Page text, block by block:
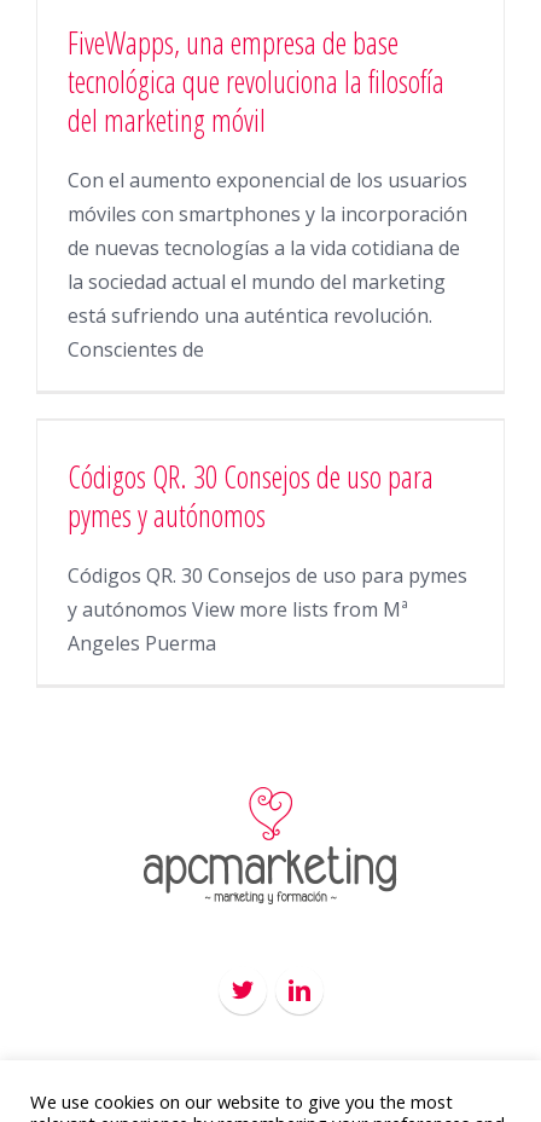
FiveWapps, una empresa de base
tecnológica que revoluciona la filosofía
del marketing móvil
Con el aumento exponencial de los usuarios
móviles con smartphones y la incorporación
de nuevas tecnologías a la vida cotidiana de
la sociedad actual el mundo del marketing
está sufriendo una auténtica revolución.
Conscientes de
Códigos QR. 30 Consejos de uso para
pymes y autónomos
Códigos QR. 30 Consejos de uso para pymes
y autónomos View more lists from Mª
Angeles Puerma
Copyright 2012 - 2016APC Marketing
We use cookies on our website to give you the most